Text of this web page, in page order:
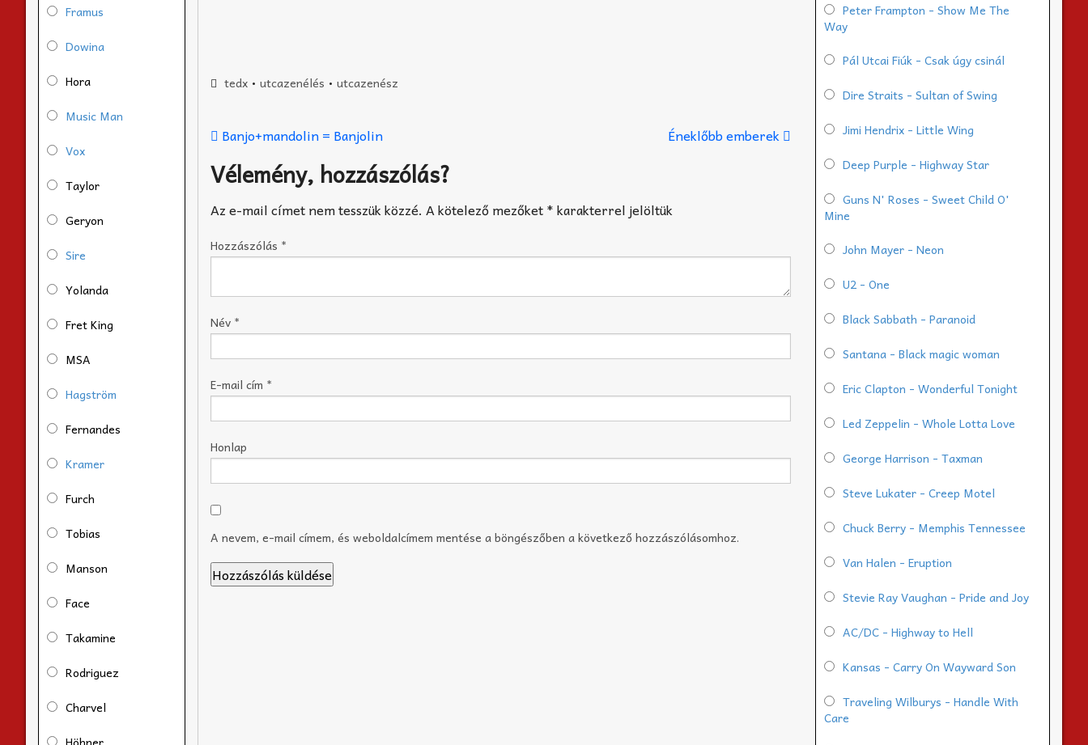
tedx• utcazenélés • utcazenész
Banjo+mandolin = Banjolin Éneklőbb emberek
Vélemény, hozzászólás?
Az e-mail címet nem tesszük közzé. A kötelező mezőket*karakterrel jelöltük
Hozzászólás *
Név *
E-mail cím *
Honlap
A nevem, e-mail címem, és weboldalcímem mentése a böngészőben a következő hozzászólásomhoz.
Framus
Dowina
Hora
Music Man
Vox
Taylor
Geryon
Sire
Yolanda
Fret King
MSA
Hagström
Fernandes
Kramer
Furch
Tobias
Manson
Face
Takamine
Rodriguez
Charvel
Peter Frampton - Show Me The
Way
Pál Utcai Fiúk - Csak úgy csinál
Dire Straits - Sultan of Swing
Jimi Hendrix - Little Wing
Deep Purple - Highway Star
Guns N' Roses - Sweet Child O'
Mine
John Mayer - Neon
U2 - One
Black Sabbath - Paranoid
Santana - Black magic woman
Eric Clapton - Wonderful Tonight
Led Zeppelin - Whole Lotta Love
George Harrison - Taxman
Steve Lukater - Creep Motel
Chuck Berry - Memphis Tennessee
Van Halen - Eruption
Stevie Ray Vaughan - Pride and Joy
AC/DC - Highway to Hell
Kansas - Carry On Wayward Son
Traveling Wilburys - Handle With
Care